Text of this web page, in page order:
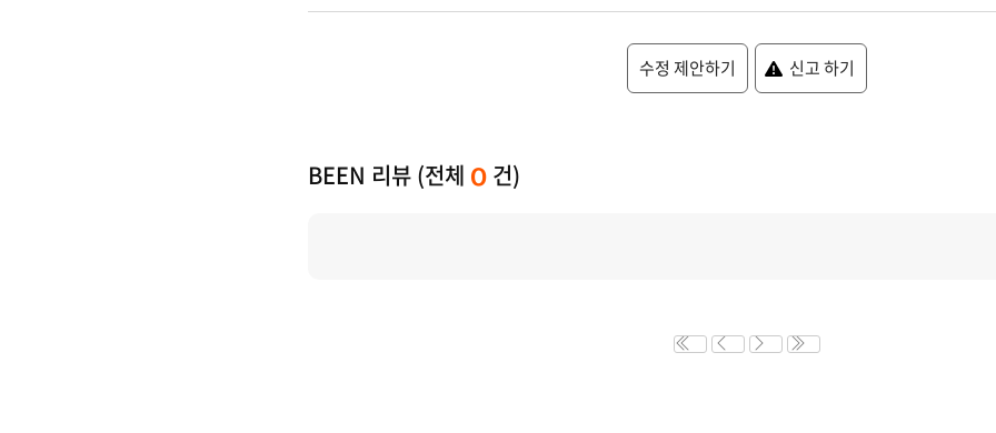
수정 제안하기 신고 하기
BEEN 리뷰 (전체 0 건)